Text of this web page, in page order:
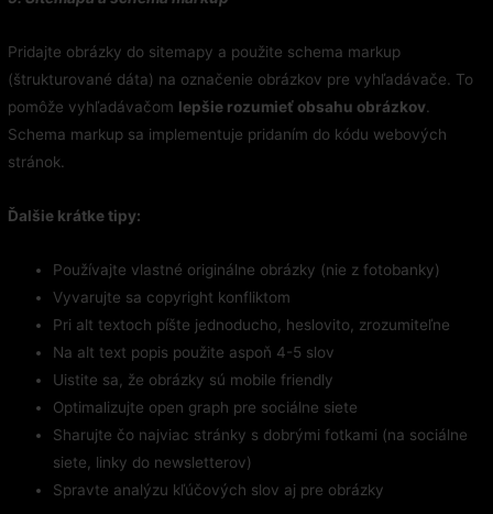
Pridajte obrázky do sitemapy a použite schema markup
(štrukturované dáta) na označenie obrázkov pre vyhľadávače. To
pomôže vyhľadávačom lepšie rozumieť obsahu obrázkov.
Schema markup sa implementuje pridaním do kódu webových
stránok.
Ďalšie krátke tipy:
Používajte vlastné originálne obrázky (nie z fotobanky)
Vyvarujte sa copyright konfliktom
Pri alt textoch píšte jednoducho, heslovito, zrozumiteľne
Na alt text popis použite aspoň 4-5 slov
Uistite sa, že obrázky sú mobile friendly
Optimalizujte open graph pre sociálne siete
Sharujte čo najviac stránky s dobrými fotkami (na sociálne
siete, linky do newsletterov)
Spravte analýzu kľúčových slov aj pre obrázky